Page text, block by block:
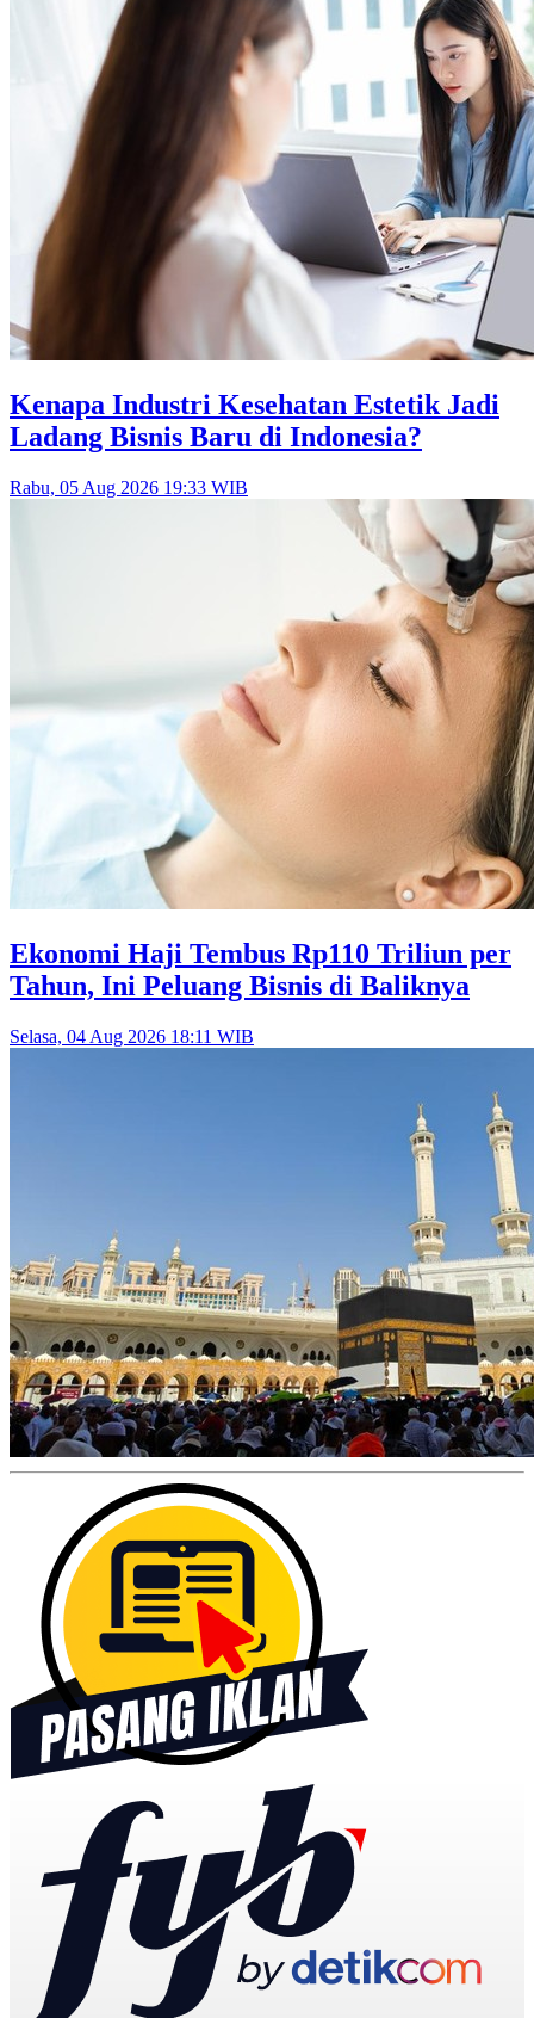
Kenapa Industri Kesehatan Estetik Jadi
Ladang Bisnis Baru di Indonesia?
Rabu, 05 Aug 2026 19:33 WIB
Ekonomi Haji Tembus Rp110 Triliun per
Tahun, Ini Peluang Bisnis di Baliknya
Selasa, 04 Aug 2026 18:11 WIB